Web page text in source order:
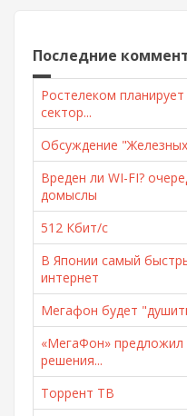
Последние
Ростелеком
сектор...
Обсуждение
Вреден ли WI-FI?
домыслы
512 Кбит/с
В Японии самый
интернет
Мегафон будет
«МегаФон» предложил
решения...
Торрент ТВ